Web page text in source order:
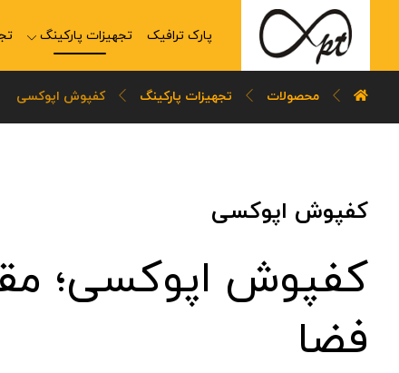
پارک ترافیک تجهیزات پارکینگ
محصولات تجهیزات پارکینگ کفپوش اپوکسی
کفپوش اپوکسی
کفپوش اپوکسی؛
فضا